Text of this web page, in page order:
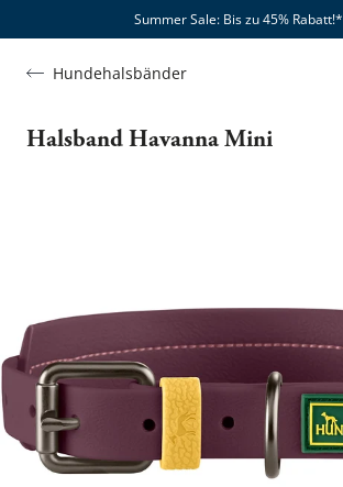
Summer Sale: Bis zu 45% Rabatt!*​
Hundehalsbänder
Halsband Havanna Mini